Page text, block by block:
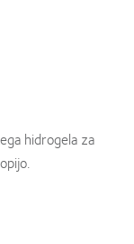
hidrogela za